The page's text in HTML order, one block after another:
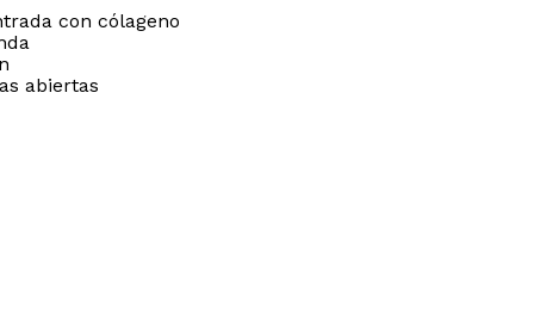
con cólageno
abiertas